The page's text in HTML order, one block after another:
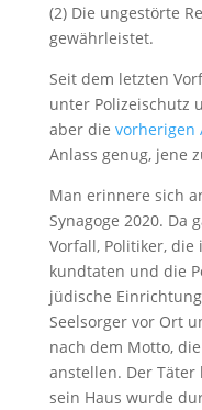
(2) Die ungestörte
gewährleistet.
Seit dem letzten
unter Polizeischutz
aber die vorherigen
Anlass genug, jene
Man erinnere sich
Synagoge 2020. Da
Vorfall, Politiker,
kundtaten und die
jüdische
Seelsorger vor Ort
nach dem Motto,
anstellen. Der
sein Haus wurde